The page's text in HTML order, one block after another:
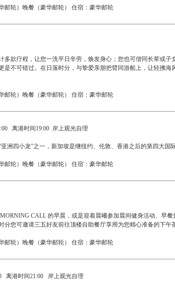
邮轮）晚餐（豪华邮轮） 住宿：豪华邮轮
多款疗程，让您一洗平日辛劳，焕发身心；您也可偕同长辈或
是不可错过。在日落时分，与挚爱亲朋把臂同游船上，让轻拂
邮轮）晚餐（豪华邮轮） 住宿：豪华邮轮
港时间19:00 岸上观光自理
洲四小龙”之一，新加坡是继纽约、伦敦、香港之后的第四大
邮轮）晚餐（豪华邮轮） 住宿：豪华邮轮
CALL 的早晨，或是迎着晨曦参加晨间健身活动、早
分您可邀请三五好友前往顶楼自助餐厅享用为您精心准备的下午
邮轮）晚餐（豪华邮轮） 住宿：豪华邮轮
离港时间21:00 岸上观光自理